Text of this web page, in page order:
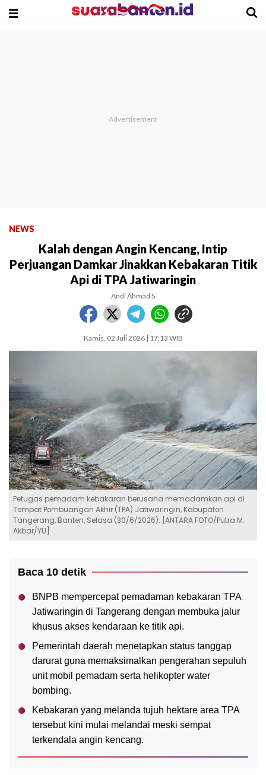
NEWS
Kalah dengan Angin Kencang, Intip
Perjuangan Damkar Jinakkan Kebakaran Titik
Api di TPA Jatiwaringin
Andi Ahmad S
Kamis, 02 Juli 2026 | 17:13 WIB
Petugas pemadam kebakaran berusaha memadamkan api di
Tempat Pembuangan Akhir (TPA) Jatiwaringin, Kabupaten
Tangerang, Banten, Selasa (30/6/2026). [ANTARA FOTO/Putra M.
Akbar/YU]
Baca 10 detik
BNPB mempercepat pemadaman kebakaran TPA
Jatiwaringin di Tangerang dengan membuka jalur
khusus akses kendaraan ke titik api.
Pemerintah daerah menetapkan status tanggap
darurat guna memaksimalkan pengerahan sepuluh
unit mobil pemadam serta helikopter water
bombing.
Kebakaran yang melanda tujuh hektare area TPA
tersebut kini mulai melandai meski sempat
terkendala angin kencang.